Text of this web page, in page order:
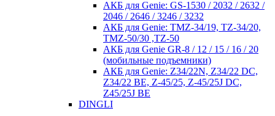
АКБ для Genie: GS-1530 / 2032 / 2632 /
2046 / 2646 / 3246 / 3232
АКБ для Genie: TMZ-34/19, TZ-34/20,
TMZ-50/30 ,TZ-50
АКБ для Genie GR-8 / 12 / 15 / 16 / 20
(мобильные подъемники)
АКБ для Genie: Z34/22N, Z34/22 DC,
Z34/22 BE, Z-45/25, Z-45/25J DC,
Z45/25J BE
DINGLI